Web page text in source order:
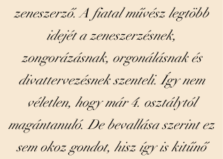
zeneszerző. A fiatal művész legtöbb
idejét a zeneszerzésnek,
zongorázásnak, orgonálásnak és
divattervezésnek szenteli. Így nem
véletlen, hogy már 4. osztálytól
magántanuló. De bevallása szerint ez
sem okoz gondot, hisz így is kitűnő